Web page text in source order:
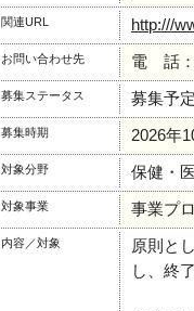
関連URL http:///
お問い合わせ先 電 話：
募集ステータス 募集予
募集時期 2026年
対象分野 保健・
対象事業 事業プ
内容／対象
原則と
し、終